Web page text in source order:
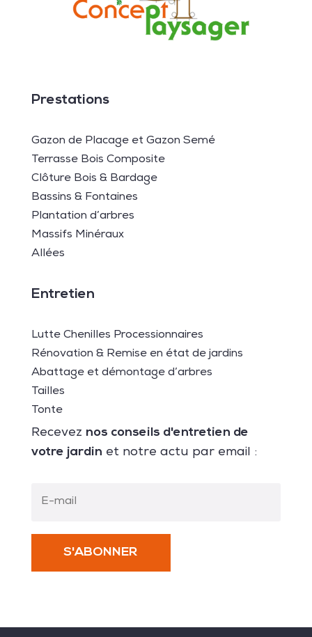
Prestations
Gazon de Placage et Gazon Semé
Terrasse Bois Composite
Clôture Bois & Bardage
Bassins & Fontaines
Plantation d’arbres
Massifs Minéraux
Allées
Entretien
Lutte Chenilles Processionnaires
Rénovation & Remise en état de jardins
Abattage et démontage d’arbres
Tailles
Tonte
Recevez nos conseils d'entretien de
votre jardin et notre actu par email :
S'ABONNER